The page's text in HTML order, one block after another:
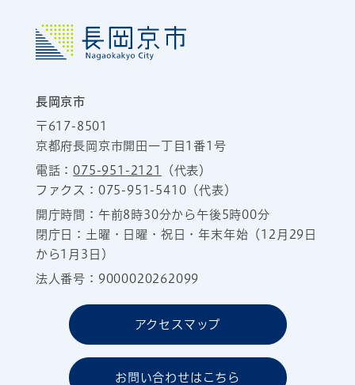
長岡京市
〒617-8501
京都府長岡京市開田一丁目1番1号
電話：075-951-2121
（代表）
ファクス：075-951-5410（代表）
開庁時間：午前8時30分から午後5時00分
閉庁日：土曜・日曜・祝日・年末年始（12月29日
から1月3日）
法人番号：9000020262099
アクセスマップ
お問い合わせはこちら